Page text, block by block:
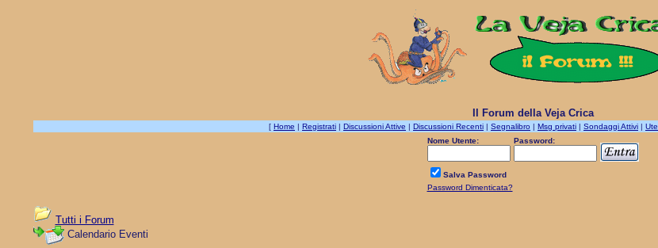
Il Forum della Veja Crica
[ Home | Registrati | Discussioni Attive | Discussioni Recenti | Segnalibro | Msg privati | Sondaggi Attivi |
Nome Utente:
Password:
Salva Password
Password Dimenticata?
Tutti i Forum
Calendario Eventi